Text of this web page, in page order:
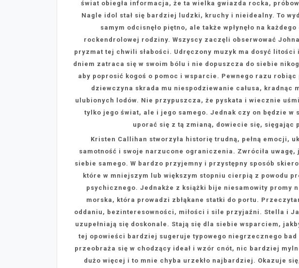
świat obiegła informacja, że ta wielka gwiazda rocka,
Nagle idol stał się bardziej ludzki, kruchy i nieidealny. To
samym odcisnęło piętno, ale także wpłynęło na
rockendrolowej rodziny. Wszyscy zaczęli obserwować
pryzmat tej chwili słabości. Udręczony muzyk ma dosyć
dniem zatraca się w swoim bólu i nie dopuszcza do siebie
aby poprosić kogoś o pomoc i wsparcie. Pewnego razu robiąc
dziewczyna skrada mu niespodziewanie całusa, kradnąc
ulubionych lodów. Nie przypuszcza, że pyskata i wiecznie
tylko jego świat, ale i jego samego. Jednak czy on będzie w
uporać się z tą zmianą, dowiecie się, sięgając
Kristen Callihan stworzyła historię trudną, pełną emocji,
samotność i swoje narzucone ograniczenia. Zwróciła uwagę,
siebie samego. W bardzo przyjemny i przystępny sposób
które w mniejszym lub większym stopniu cierpią z powodu
psychicznego. Jednakże z książki bije niesamowity promy
morska, która prowadzi zbłąkane statki do portu.
oddaniu, bezinteresowności, miłości i sile przyjaźni. Stella i
uzupełniają się doskonale. Stają się dla siebie wsparciem,
tej opowieści bardziej sugeruje typowego niegrzecznego
przeobraża się w chodzący ideał i wzór cnót, nic bardziej
dużo więcej i to mnie chyba urzekło najbardziej. Okazuje